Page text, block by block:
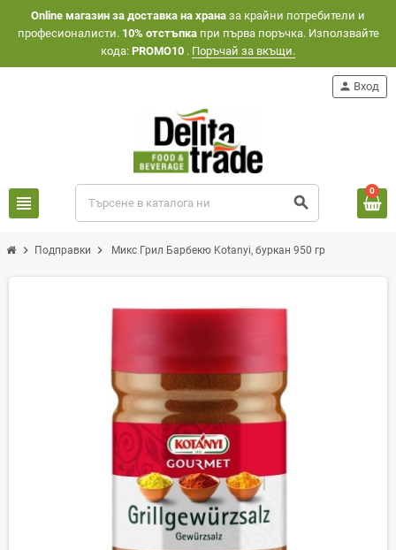
Оnline магазин за доставка на храна за крайни потребители и
професионалисти. 10% отстъпкапри първа поръчка. Използвайте
кода: PROMO10 . Поръчай за вкъщи.
view_headline search
person Вход
0
chevron_right Подправки chevron_right Микс Грил Барбекю Kotanyi, буркан 950 гр